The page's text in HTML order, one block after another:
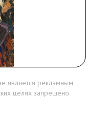
является рекламным
целях запрещено.